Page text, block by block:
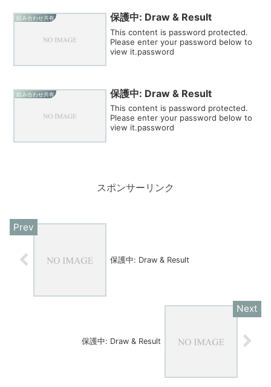
組み合わせ共有 保護中: Draw & Result
This content is password protected.
Please enter your password below to
view it.password
組み合わせ共有 保護中: Draw & Result
This content is password protected.
Please enter your password below to
view it.password
スポンサーリンク
保護中: Draw & Result
保護中: Draw & Result